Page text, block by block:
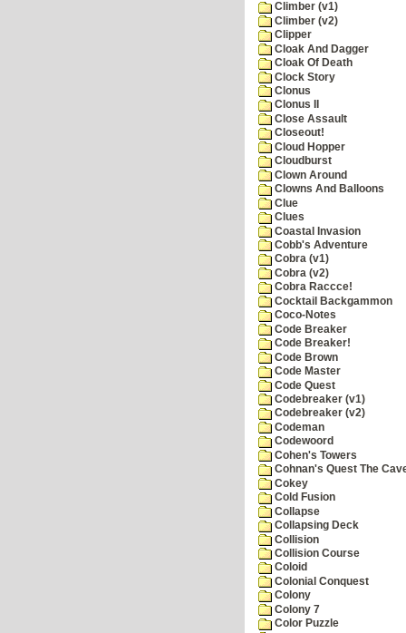
Climber (v1)
Climber (v2)
Clipper
Cloak And Dagger
Cloak Of Death
Clock Story
Clonus
Clonus II
Close Assault
Closeout!
Cloud Hopper
Cloudburst
Clown Around
Clowns And Balloons
Clue
Clues
Coastal Invasion
Cobb's Adventure
Cobra (v1)
Cobra (v2)
Cobra Raccce!
Cocktail Backgammon
Coco-Notes
Code Breaker
Code Breaker!
Code Brown
Code Master
Code Quest
Codebreaker (v1)
Codebreaker (v2)
Codeman
Codewoord
Cohen's Towers
Cohnan's Quest The
Cokey
Cold Fusion
Collapse
Collapsing Deck
Collision
Collision Course
Coloid
Colonial Conquest
Colony
Colony 7
Color Puzzle